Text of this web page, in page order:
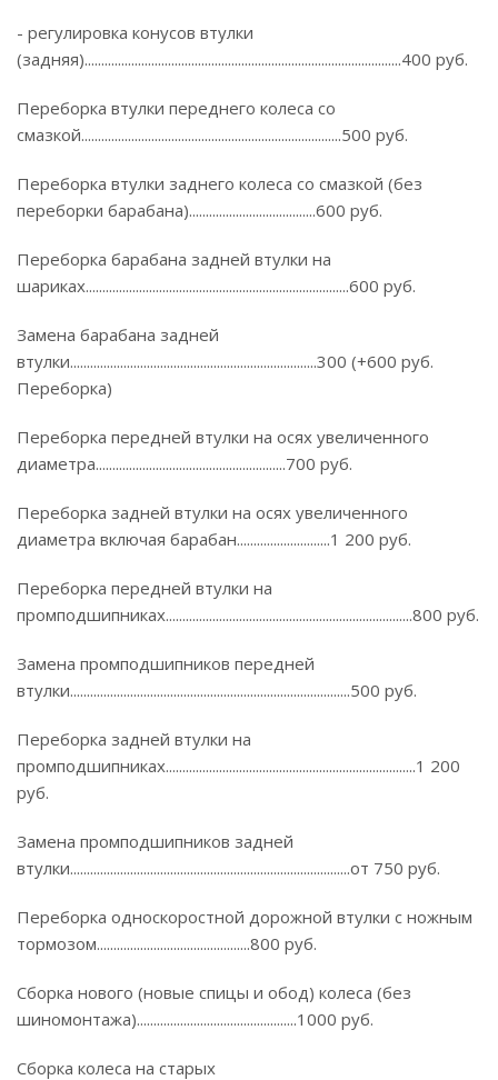
- регулировка конусов втулки
(задняя)...............................................................................................400 руб.
Переборка втулки переднего колеса со
смазкой..............................................................................500 руб.
Переборка втулки заднего колеса со смазкой (без
переборки барабана)......................................600 руб.
Переборка барабана задней втулки на
шариках...............................................................................600 руб.
Замена барабана задней
втулки..........................................................................300 (+600 руб.
Переборка)
Переборка передней втулки на осях увеличенного
диаметра.........................................................700 руб.
Переборка задней втулки на осях увеличенного
диаметра включая барабан............................1 200 руб.
Переборка передней втулки на
промподшипниках..........................................................................800 руб.
Замена промподшипников передней
втулки....................................................................................500 руб.
Переборка задней втулки на
промподшипниках...........................................................................1 200
руб.
Замена промподшипников задней
втулки....................................................................................от 750 руб.
Переборка односкоростной дорожной втулки с ножным
тормозом..............................................800 руб.
Сборка нового (новые спицы и обод) колеса (без
шиномонтажа)................................................1000 руб.
Сборка колеса на старых